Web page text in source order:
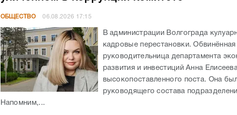
ОБЩЕСТВО 06.08.2026 17:15
В администрации Волгограда
кадровые перестановки.
руководительница департамента
развития и инвестиций Анна
высокопоставленного поста. Она
руководящего состава
Напомним,...